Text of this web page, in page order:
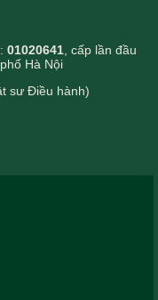
01020641 , cấp lần đầu
Hà Nội
sư Điều hành)